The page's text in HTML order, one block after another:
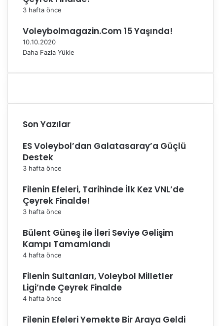
e
3 hafta önce
Voleybolmagazin.Com 15 Yaşında!
10.10.2020
Daha Fazla Yükle
Son Yazılar
ES Voleybol’dan Galatasaray’a Güçlü
Destek
3 hafta önce
Filenin Efeleri, Tarihinde İlk Kez VNL’de
Çeyrek Finalde!
3 hafta önce
Bülent Güneş ile İleri Seviye Gelişim
Kampı Tamamlandı
4 hafta önce
Filenin Sultanları, Voleybol Milletler
Ligi’nde Çeyrek Finalde
4 hafta önce
Filenin Efeleri Yemekte Bir Araya Geldi